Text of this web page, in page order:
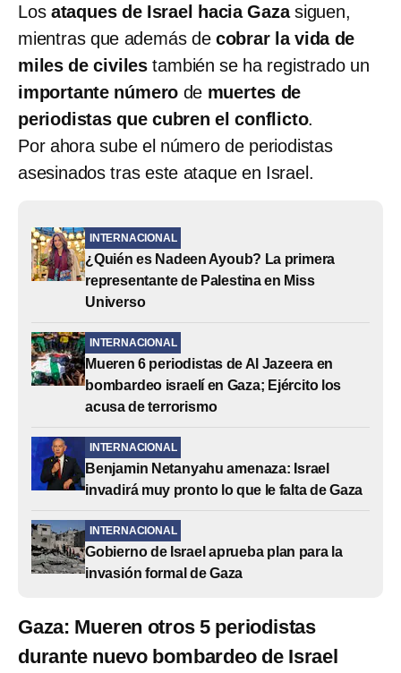
Los ataques de Israel hacia Gazasiguen,
mientras que además de cobrar la vida de
miles de civiles también se ha registrado un
importante número de muertes de
periodistas que cubren el conflicto.
Por ahora sube el número de periodistas
asesinados tras este ataque en Israel.
INTERNACIONAL
¿Quién es Nadeen Ayoub? La primera
representante de Palestina en Miss
Universo
INTERNACIONAL
Mueren 6 periodistas de Al Jazeera en
bombardeo israelí en Gaza; Ejército los
acusa de terrorismo
INTERNACIONAL
Benjamin Netanyahu amenaza: Israel
invadirá muy pronto lo que le falta de Gaza
INTERNACIONAL
Gobierno de Israel aprueba plan para la
invasión formal de Gaza
Gaza: Mueren otros 5 periodistas
durante nuevo bombardeo de Israel